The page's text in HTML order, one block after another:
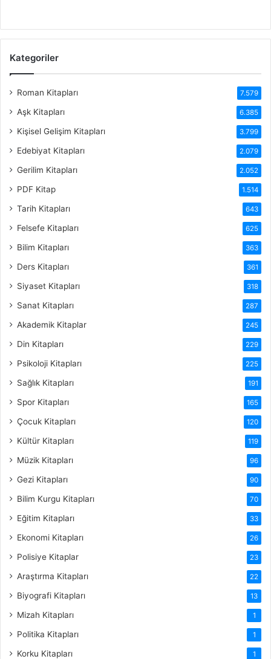
Kategoriler
Roman Kitapları 7.579
Aşk Kitapları 6.385
Kişisel Gelişim Kitapları 3.799
Edebiyat Kitapları 2.079
Gerilim Kitapları 2.052
PDF Kitap 1.514
Tarih Kitapları 643
Felsefe Kitapları 625
Bilim Kitapları 363
Ders Kitapları 361
Siyaset Kitapları 318
Sanat Kitapları 287
Akademik Kitaplar 245
Din Kitapları 229
Psikoloji Kitapları 225
Sağlık Kitapları 191
Spor Kitapları 165
Çocuk Kitapları 120
Kültür Kitapları 119
Müzik Kitapları 96
Gezi Kitapları 90
Bilim Kurgu Kitapları 70
Eğitim Kitapları 33
Ekonomi Kitapları 26
Polisiye Kitaplar 23
Araştırma Kitapları 22
Biyografi Kitapları 13
Mizah Kitapları 1
Politika Kitapları 1
Korku Kitapları 1